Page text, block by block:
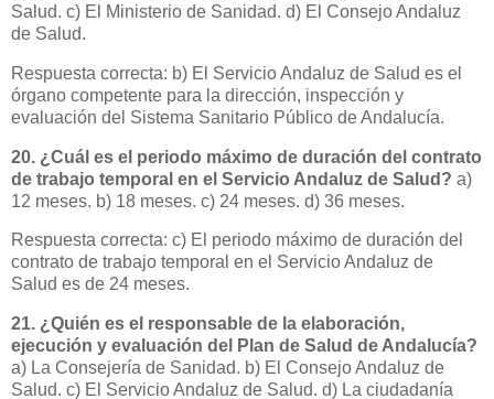
Salud. c) El Ministerio de Sanidad. d) El Consejo Andaluz
de Salud.
Respuesta correcta: b) El Servicio Andaluz de Salud es el
órgano competente para la dirección, inspección y
evaluación del Sistema Sanitario Público de Andalucía.
20. ¿Cuál es el periodo máximo de duración del contrato
de trabajo temporal en el Servicio Andaluz de Salud? a)
12 meses. b) 18 meses. c) 24 meses. d) 36 meses.
Respuesta correcta: c) El periodo máximo de duración del
contrato de trabajo temporal en el Servicio Andaluz de
Salud es de 24 meses.
21. ¿Quién es el responsable de la elaboración,
ejecución y evaluación del Plan de Salud de Andalucía?
a) La Consejería de Sanidad. b) El Consejo Andaluz de
Salud. c) El Servicio Andaluz de Salud. d) La ciudadanía